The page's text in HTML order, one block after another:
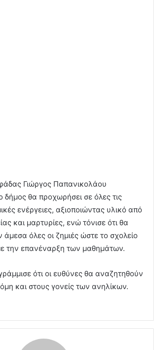
Γιώργος Παπανικολάου
δήμος θα προχωρήσει σε όλες τις
ενέργειες, αξιοποιώντας υλικό από
και μαρτυρίες, ενώ τόνισε ότι θα
όλες οι ζημιές ώστε το σχολείο
την επανέναρξη των μαθημάτων.
ότι οι ευθύνες θα αναζητηθούν
και στους γονείς των ανηλίκων.